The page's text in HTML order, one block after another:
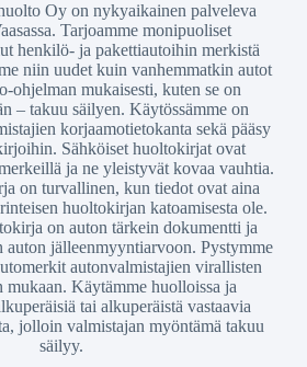
Oy on nykyaikainen palveleva
Tarjoamme monipuoliset
henkilö- ja pakettiautoihin merkistä
niin uudet kuin vanhemmatkin autot
ohjelman mukaisesti, kuten se on
– takuu säilyen. Käytössämme on
korjaamotietokanta sekä pääsy
Sähköiset huoltokirjat ovat
ja ne yleistyvät kovaa vauhtia.
on turvallinen, kun tiedot ovat aina
huoltokirjan katoamisesta ole.
on auton tärkein dokumentti ja
auton jälleenmyyntiarvoon. Pystymme
autonvalmistajien virallisten
Käytämme huolloissa ja
tai alkuperäistä vastaavia
jolloin valmistajan myöntämä takuu
säilyy.